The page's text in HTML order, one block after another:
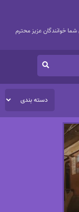
خوانندگان عزیز محترم